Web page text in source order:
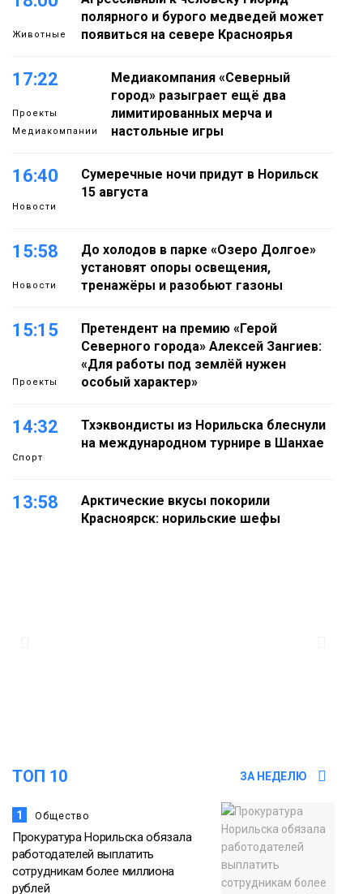
Животные
полярного и бурого медведей может
появиться на севере Красноярья
17:22
Проекты
Медиакомпании
Медиакомпания «Северный
город» разыграет ещё два
лимитированных мерча и
настольные игры
16:40
Новости
Сумеречные ночи придут в Норильск
15 августа
15:58
Новости
До холодов в парке «Озеро Долгое»
установят опоры освещения,
тренажёры и разобьют газоны
15:15
Проекты
Претендент на премию «Герой
Северного города» Алексей Зангиев:
«Для работы под землёй нужен
особый характер»
14:32
Спорт
Тхэквондисты из Норильска блеснули
на международном турнире в Шанхае
13:58
Арктические вкусы покорили
Красноярск: норильские шефы
ТОП 10 ЗА НЕДЕЛЮ
1 Общество
Прокуратура Норильска обязала
работодателей выплатить
сотрудникам более миллиона
рублей